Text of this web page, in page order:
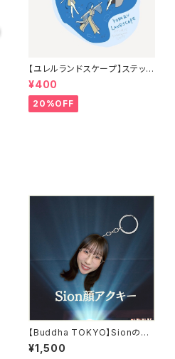
【ユレルランドスケープ】ステッカ
ーシール
¥400
20%OFF
【Buddha TOKYO】Sionの顔
だけアクキー
¥1,500